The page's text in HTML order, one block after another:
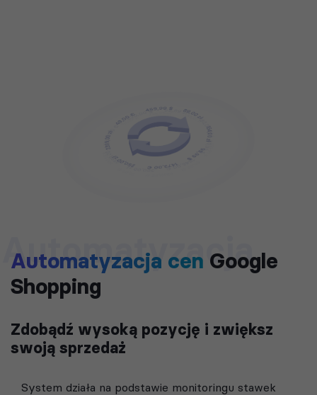
Automatyzacja cen Google
Shopping
Automatyzacja
Zdobądź wysoką pozycję i zwiększ
swoją sprzedaż
System działa na podstawie monitoringu stawek